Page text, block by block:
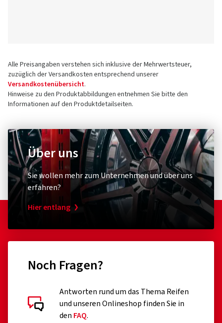
Alle Preisangaben verstehen sich inklusive der Mehrwertsteuer,
zuzüglich der Versandkosten entsprechend unserer
Versandkostenübersicht.
Hinweise zu den Produktabbildungen entnehmen Sie bitte den
Informationen auf den Produktdetailseiten.
Über uns
Sie wollen mehr zum Unternehmen und über uns
erfahren?
Hier entlang
Noch Fragen?
Antworten rund um das Thema Reifen
und unseren Onlineshop finden Sie in
den FAQ.